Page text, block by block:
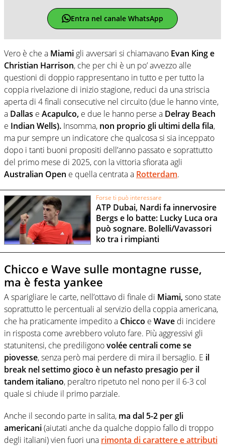
Entra nel canale WhatsApp
Vero è che a Miami gli avversari si chiamavano Evan King e
Christian Harrison, che per chi è un po’ avvezzo alle
questioni di doppio rappresentano in tutto e per tutto la
coppia rivelazione di inizio stagione, reduci da una striscia
aperta di 4 finali consecutive nel circuito (due le hanno vinte,
a Dallas e Acapulco, e due le hanno perse a Delray Beach
e Indian Wells). Insomma, non proprio gli ultimi della fila,
ma pur sempre un indicatore che qualcosa si sia inceppato
dopo i tanti buoni propositi dell’anno passato e soprattutto
del primo mese di 2025, con la vittoria sfiorata agli
Australian Open e quella centrata a Rotterdam.
Forse ti può interessare
ATP Dubai, Nardi fa innervosire
Bergs e lo batte: Lucky Luca ora
può sognare. Bolelli/Vavassori
ko tra i rimpianti
Chicco e Wave sulle montagne russe,
ma è festa yankee
A sparigliare le carte, nell’ottavo di finale di Miami,sono state
soprattutto le percentuali al servizio della coppia americana,
che ha praticamente impedito a Chicco e Wave di incidere
in risposta come avrebbero voluto fare. Più aggressivi gli
statunitensi, che prediligonovolée centrali come se
piovesse, senza però mai perdere di mira il bersaglio. E il
break nel settimo gioco è un nefasto presagio per il
tandem italiano, peraltro ripetuto nel nono per il 6-3 col
quale si chiude il primo parziale.
Anche il secondo parte in salita, ma dal 5-2 per gli
americani(aiutati anche da qualche doppio fallo di troppo
degli italiani) vien fuori una rimonta di carattere e attributi